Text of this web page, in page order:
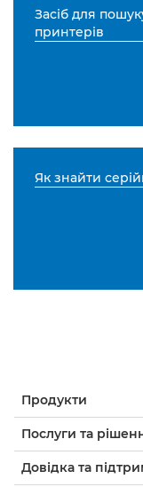
Засіб для
принтерів
Як знайти
Продукти
Послуги та
Довідка та